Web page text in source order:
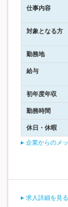
仕事内容
対象となる方
勤務地
給与
初年度年収
勤務時間
休日・休暇
企業からのメ
求人詳細を見る